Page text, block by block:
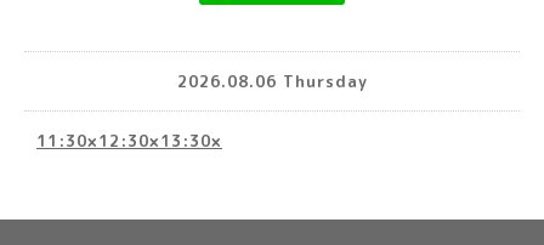
2026.08.06 Thursday
11:30×12:30×13:30×